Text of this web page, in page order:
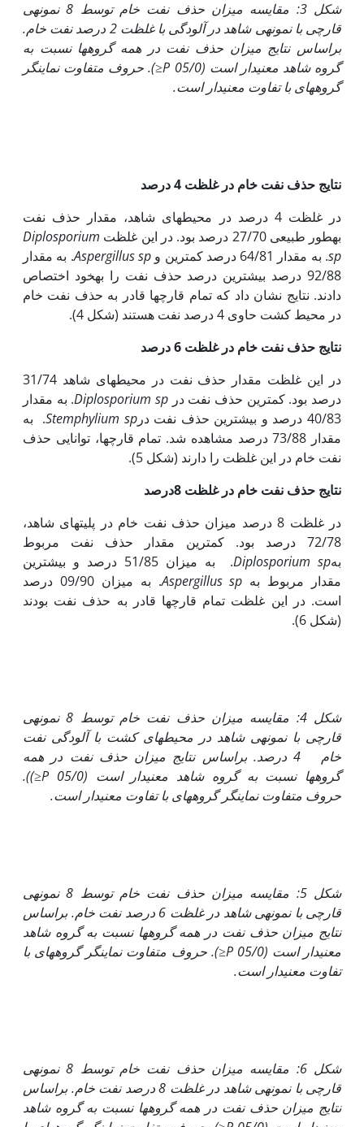
شکل 3 :
مقایسه میزان حذف نفت خام توسط 8 نمونه‏ی
قارچی با نمونه‏ی شاهد در آلودگی با غلظت 2 درصد نفت خام.
براساس نتایج میزان حذف نفت در همه گروه‏ها نسبت به
گروه شاهد معنی‏دار است (05/0
P≤ ). حروف متفاوت نماینگر
گروه‏های با تفاوت معنی‏دار است.
نتایج حذف نفت خام در غلظت 4 درصد
در غلظت 4 درصد در محیط‏های شاهد، مقدار حذف نفت
به‏طور طبیعی 27/70 درصد بود. در این غلظت
Diplosporium
sp. به مقدار 64/81 درصد کم­ترین و Aspergillus sp. به مقدار
92/88 درصد بیش­ترین درصد حذف نفت را به‏خود اختصاص
دادند. نتایج نشان داد که تمام قارچ­ها قادر به حذف نفت خام
در محیط کشت حاوی 4 درصد نفت هستند (شکل 4).
نتایج حذف نفت خام در غلظت 6 درصد
در این غلظت مقدار حذف نفت در محیطهای شاهد 31/74
درصد بود. کم­ترین حذف نفت در Diplosporium sp. به مقدار
40/83 درصد و بیش­ترین حذف نفت در
Stemphylium sp. به
مقدار 73/88 درصد مشاهده شد. تمام قارچ­ها، توانایی حذف
نفت خام در این غلظت را دارند (شکل 5).
نتایج حذف نفت خام در غلظت 8درصد
در غلظت 8 درصد میزان حذف نفت خام در پلیت‏های شاهد،
72/78 درصد بود. کم­ترین مقدار حذف نفت مربوط
بهDiplosporium sp
. به میزان 51/85 درصد و بیش­ترین
مقدار مربوط به Aspergillus sp
. به میزان 09/90 درصد
است. در این غلظت تمام قارچ­ها قادر به حذف نفت بودند
(شکل 6).
شکل 4 :
مقایسه میزان حذف نفت خام توسط 8 نمونه‏ی
قارچی با نمونه‏ی شاهد در محیط‏های کشت با آلودگی نفت
خام 4 درصد
.براساس نتایج میزان حذف نفت در همه
گروه‏ها نسبت به گروه شاهد معنی‏دار است (05/0
P≤
)
).
حروف متفاوت نماینگر گروه‏های با تفاوت معنی‏دار است.
شکل 5: مقایسه میزان حذف نفت خام توسط 8 نمونه‏ی
قارچی با نمونه‏ی شاهد در غلظت 6 درصد نفت خام. براساس
نتایج میزان حذف نفت در همه گروه‏ها نسبت به گروه شاهد
معنی‏دار است (05/0
P≤ ). حروف متفاوت نماینگر گروه‏های با
تفاوت معنی‏دار است.
شکل 6: مقایسه میزان حذف نفت خام توسط 8 نمونه­ی
قارچی با نمونه­ی شاهد در غلظت 8 درصد نفت خام. براساس
نتایج میزان حذف نفت در همه گروه‏ها نسبت به گروه شاهد